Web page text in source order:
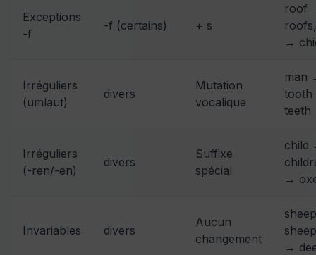
Exceptions
-f
-f (certains) + s
roof
→
Irréguliers
(umlaut)
divers
Mutation
vocalique
man
teeth
Irréguliers
(-ren/-en)
divers
Suffixe
spécial
child
→
Invariables divers
Aucun
changement
→